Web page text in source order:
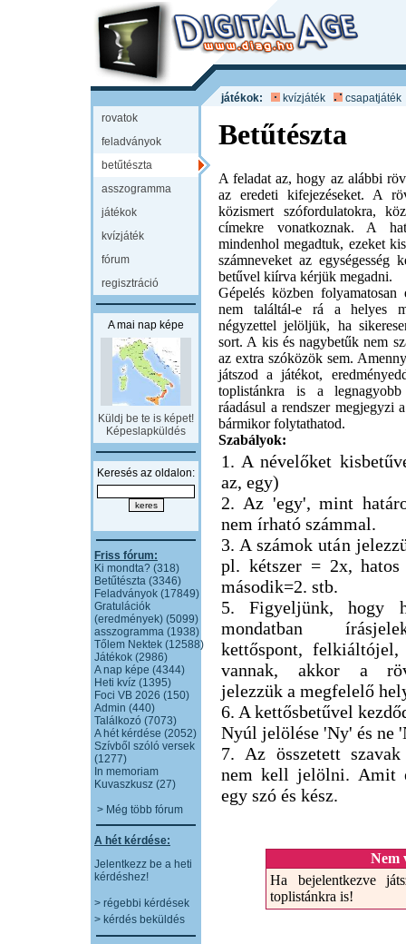
játékok: kvízjáték
csapatjáték
rovatok
feladványok
betűtészta
asszogramma
játékok
kvízjáték
fórum
regisztráció
A mai nap képe
Küldj be te is képet!
Képeslapküldés
Keresés az oldalon:
Friss fórum:
Ki mondta? (318)
Betűtészta (3346)
Feladványok (17849)
Gratulációk
(eredmények) (5099)
asszogramma (1938)
Tőlem Nektek (12588)
Játékok (2986)
A nap képe (4344)
Heti kvíz (1395)
Foci VB 2026 (150)
Admin (440)
Találkozó (7073)
A hét kérdése (2052)
Szívből szóló versek
(1277)
In memoriam
Kuvaszkusz (27)
> Még több fórum
A hét kérdése:
Jelentkezz be a heti
kérdéshez!
> régebbi kérdések
> kérdés beküldés
Betűtészta
A feladat az, hogy az alábbi
az eredeti kifejezéseket. A
közismert szófordulatokra,
címekre vonatkoznak. A
mindenhol megadtuk, ezeket
számneveket az egységesség
betűvel kiírva kérjük megadni.
Gépelés közben
nem találtál-e rá a helyes
négyzettel jelöljük, ha
sort. A kis és nagybetűk nem
az extra szóközök sem.
játszod a játékot,
toplistánkra is a
ráadásul a rendszer megjegyzi
bármikor folytathatod.
Szabályok:
1. A névelőket
az, egy)
2. Az 'egy', mint
nem írható számmal.
3. A számok után
pl. kétszer = 2x,
második=2. stb.
5. Figyeljünk, hogy
mondatban
kettőspont,
vannak, akkor a
jelezzük a megfelelő
6. A kettősbetűvel
Nyúl jelölése 'Ny' és ne
7. Az összetett
nem kell jelölni. Amit
egy szó és kész.
Nem
Ha bejelentkezve
toplistánkra is!